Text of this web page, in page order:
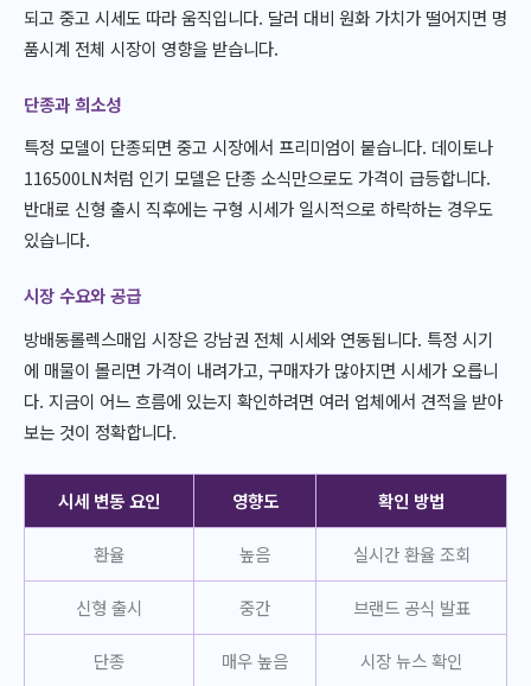
되고 중고 시세도 따라 움직입니다. 달러 대비 원화 가치가 떨어지면 명
품시계 전체 시장이 영향을 받습니다.
단종과 희소성
특정 모델이 단종되면 중고 시장에서 프리미엄이 붙습니다. 데이토나
116500LN처럼 인기 모델은 단종 소식만으로도 가격이 급등합니다.
반대로 신형 출시 직후에는 구형 시세가 일시적으로 하락하는 경우도
있습니다.
시장 수요와 공급
방배동롤렉스매입 시장은 강남권 전체 시세와 연동됩니다. 특정 시기
에 매물이 몰리면 가격이 내려가고, 구매자가 많아지면 시세가 오릅니
다. 지금이 어느 흐름에 있는지 확인하려면 여러 업체에서 견적을 받아
보는 것이 정확합니다.
시세 변동 요인 영향도 확인 방법
환율 높음 실시간 환율 조회
신형 출시 중간 브랜드 공식 발표
단종 매우 높음 시장 뉴스 확인